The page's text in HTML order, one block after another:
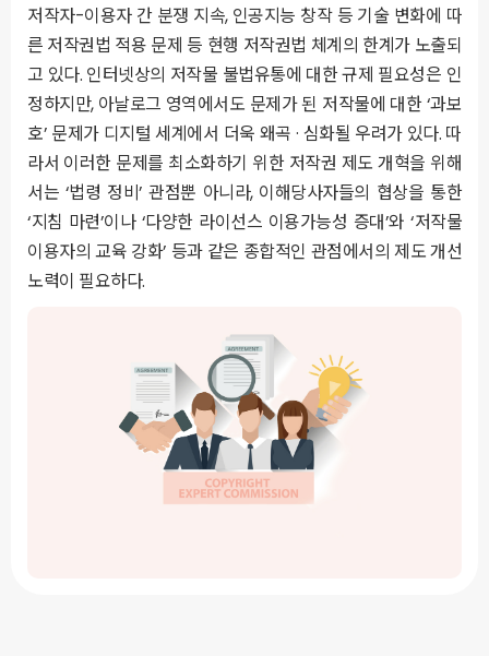
저작자-이용자 간 분쟁 지속, 인공지능 창작 등 기술 변화에 따
른 저작권법 적용 문제 등 현행 저작권법 체계의 한계가 노출되
고 있다. 인터넷상의 저작물 불법유통에 대한 규제 필요성은 인
정하지만, 아날로그 영역에서도 문제가 된 저작물에 대한 ‘과보
호’ 문제가 디지털 세계에서 더욱 왜곡 · 심화될 우려가 있다. 따
라서 이러한 문제를 최소화하기 위한 저작권 제도 개혁을 위해
서는 ‘법령 정비’ 관점뿐 아니라, 이해당사자들의 협상을 통한
‘지침 마련’이나 ‘다양한 라이선스 이용가능성 증대’와 ‘저작물
이용자의 교육 강화’ 등과 같은 종합적인 관점에서의 제도 개선
노력이 필요하다.